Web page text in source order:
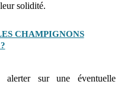
solidité.
CHAMPIGNONS
alerter sur une éventuelle